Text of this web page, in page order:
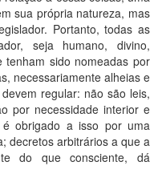
sua própria natureza, mas
Portanto, todas as
seja humano, divino,
tenham sido nomeadas por
necessariamente alheias e
regular: não são leis,
por necessidade interior e
obrigado a isso por uma
decretos arbitrários a que a
do que consciente, dá